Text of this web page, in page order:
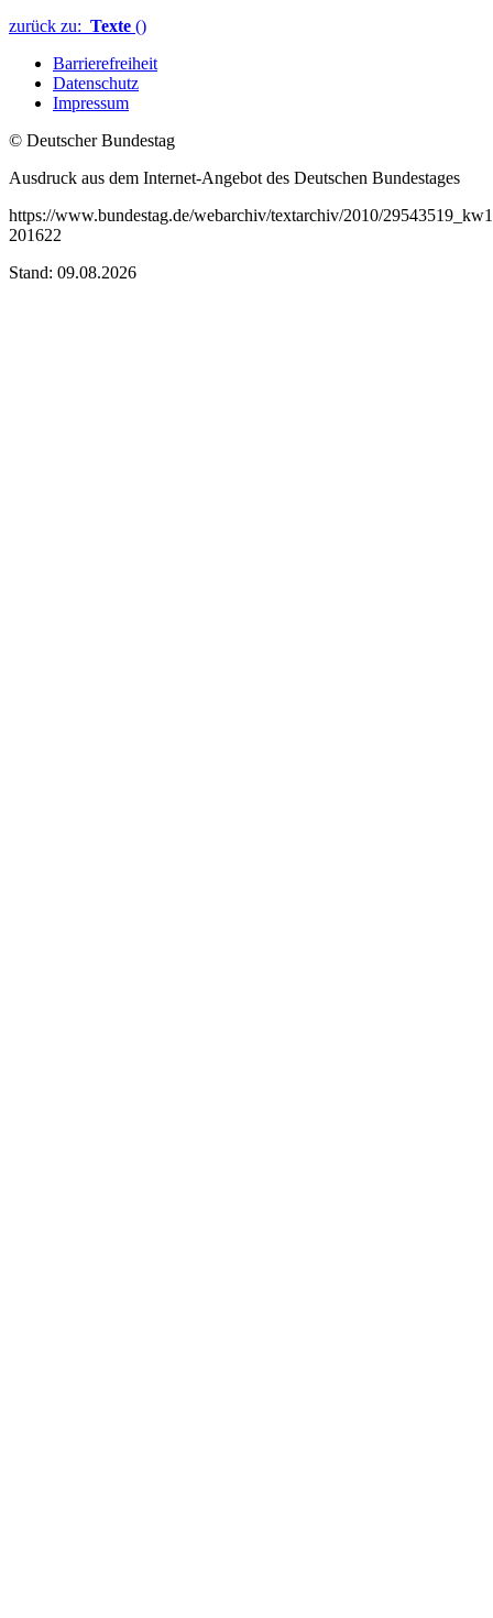
zurück zu: Texte ()
Barrierefreiheit
Datenschutz
Impressum
© Deutscher Bundestag
Ausdruck aus dem Internet-Angebot des Deutschen Bundestages
https://www.bundestag.de/webarchiv/textarchiv/2010/
201622
Stand: 09.08.2026